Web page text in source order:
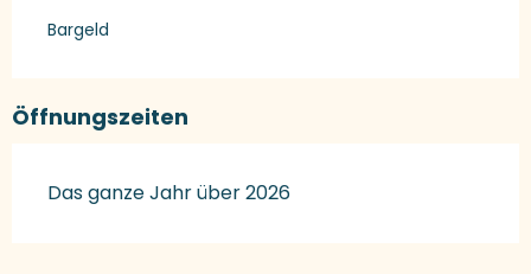
Bargeld
Öffnungszeiten
Das ganze Jahr über 2026